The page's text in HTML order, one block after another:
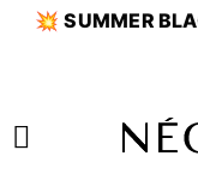
💥SUMMER